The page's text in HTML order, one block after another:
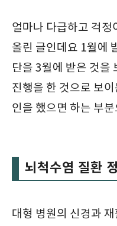
얼마나 다급하고 걱정
올린 글인데요 1월에
단을 3월에 받은 것을
진행을 한 것으로 보
인을 했으면 하는 부
뇌척수염 질환
대형 병원의 신경과